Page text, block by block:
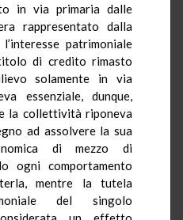
in via primaria dalle
rappresentato dalla
patrimoniale
di credito rimasto
solamente in via
essenziale, dunque,
la collettività riponeva
ad assolvere la sua
di mezzo di
ogni comportamento
mentre la tutela
del singolo